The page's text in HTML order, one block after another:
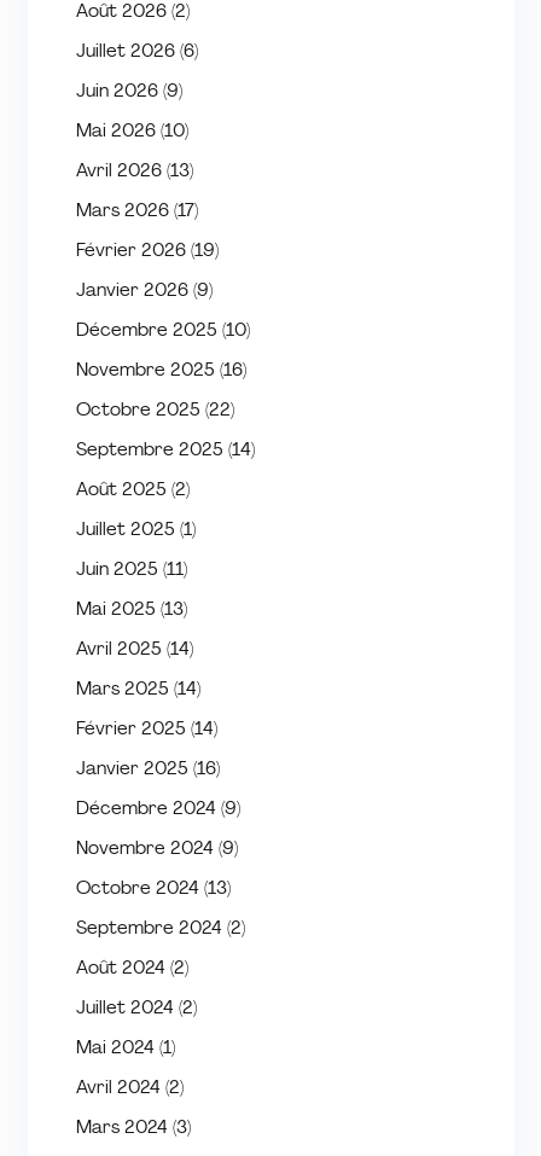
Août 2026 (2)
Juillet 2026 (6)
Juin 2026 (9)
Mai 2026 (10)
Avril 2026 (13)
Mars 2026 (17)
Février 2026 (19)
Janvier 2026 (9)
Décembre 2025 (10)
Novembre 2025 (16)
Octobre 2025 (22)
Septembre 2025 (14)
Août 2025 (2)
Juillet 2025 (1)
Juin 2025 (11)
Mai 2025 (13)
Avril 2025 (14)
Mars 2025 (14)
Février 2025 (14)
Janvier 2025 (16)
Décembre 2024 (9)
Novembre 2024 (9)
Octobre 2024 (13)
Septembre 2024 (2)
Août 2024 (2)
Juillet 2024 (2)
Mai 2024 (1)
Avril 2024 (2)
Mars 2024 (3)